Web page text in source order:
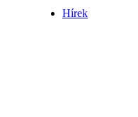
Hírek